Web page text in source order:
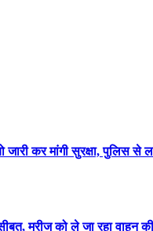
जारी कर मांगी सुरक्षा, पुलिस से
मरीज को ले जा रहा